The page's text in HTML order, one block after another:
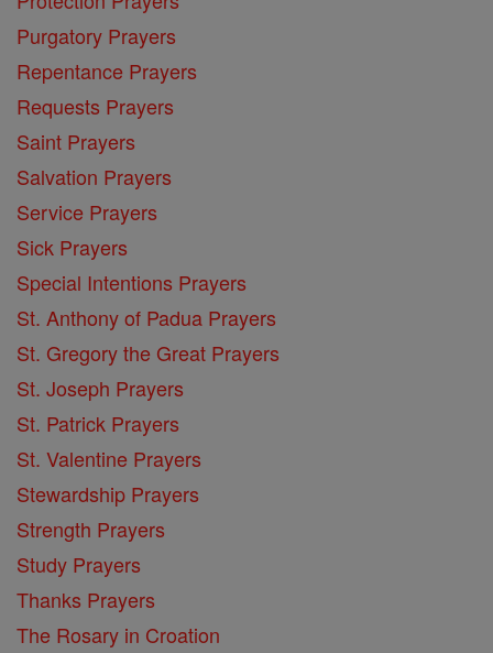
Purgatory Prayers
Repentance Prayers
Requests Prayers
Saint Prayers
Salvation Prayers
Service Prayers
Sick Prayers
Special Intentions Prayers
St. Anthony of Padua Prayers
St. Gregory the Great Prayers
St. Joseph Prayers
St. Patrick Prayers
St. Valentine Prayers
Stewardship Prayers
Strength Prayers
Study Prayers
Thanks Prayers
The Rosary in Croation